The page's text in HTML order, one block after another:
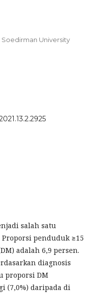
University
salah satu
penduduk ≥15
adalah 6,9 persen.
diagnosis
proporsi DM
(7,0%) daripada di